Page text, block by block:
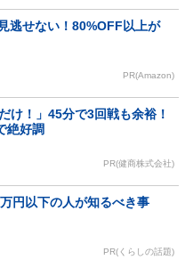
逃せない！80%OFF以上が
PR(Amazon)
け！」45分で3回戦も余裕！
絶好調
PR(健商株式会社)
円以下の人が知るべき事
PR(くらしの話題)